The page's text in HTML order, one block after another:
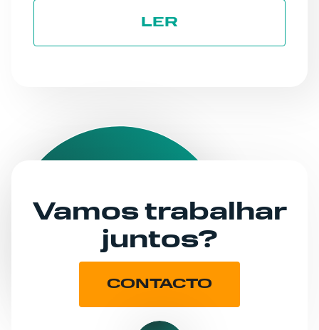
LER
Vamos trabalhar
juntos?
CONTACTO